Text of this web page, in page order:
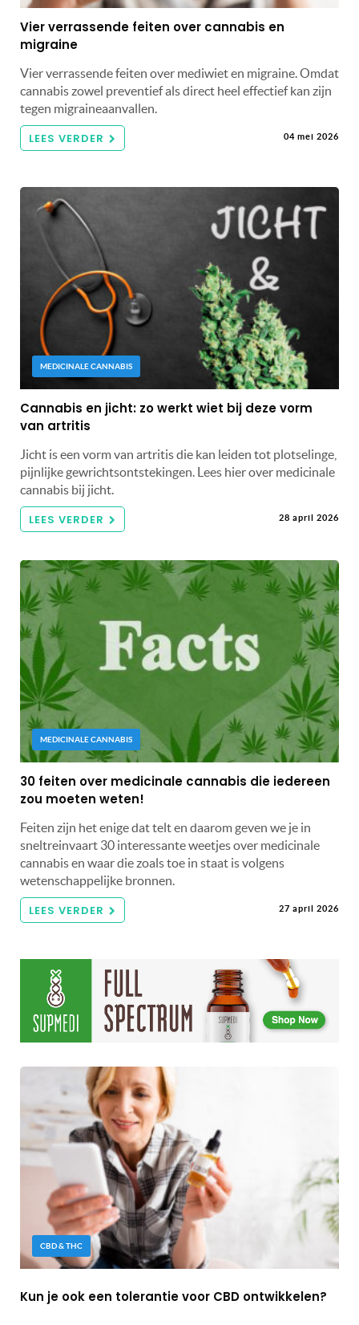
Vier verrassende feiten over cannabis en
migraine
Vier verrassende feiten over mediwiet en migraine. Omdat
cannabis zowel preventief als direct heel effectief kan zijn
tegen migraineaanvallen.
LEES VERDER 04 mei 2026
MEDICINALE CANNABIS
Cannabis en jicht: zo werkt wiet bij deze vorm
van artritis
Jicht is een vorm van artritis die kan leiden tot plotselinge,
pijnlijke gewrichtsontstekingen. Lees hier over medicinale
cannabis bij jicht.
LEES VERDER 28 april 2026
MEDICINALE CANNABIS
30 feiten over medicinale cannabis die iedereen
zou moeten weten!
Feiten zijn het enige dat telt en daarom geven we je in
sneltreinvaart 30 interessante weetjes over medicinale
cannabis en waar die zoals toe in staat is volgens
wetenschappelijke bronnen.
LEES VERDER 27 april 2026
CBD & THC
Kun je ook een tolerantie voor CBD ontwikkelen?